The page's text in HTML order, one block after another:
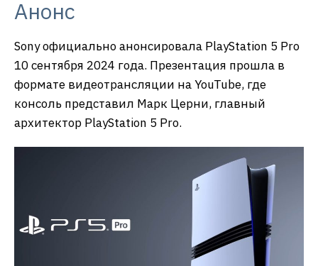
Анонс
Sony официально анонсировала PlayStation 5 Pro
10 сентября 2024 года. Презентация прошла в
формате видеотрансляции на YouTube, где
консоль представил Марк Церни, главный
архитектор PlayStation 5 Pro.